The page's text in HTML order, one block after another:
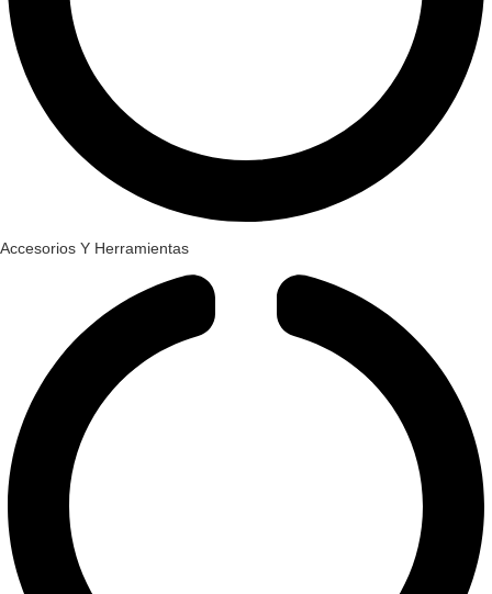
Accesorios Y Herramientas